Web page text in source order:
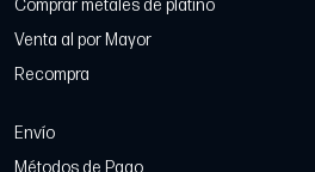
Comprar metales de platino
Venta al por Mayor
Recompra
Envío
Métodos de Pago